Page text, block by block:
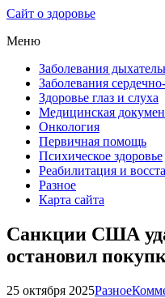
Сайт о здоровье
Меню
Заболевания
Заболевания
Здоровье глаз и слуха
Медицинская
Онкология
Первичная помощь
Психическое здоровье
Реабилитация и
Разное
Карта сайта
Санкции США
остановил
25 октября 2025Разное